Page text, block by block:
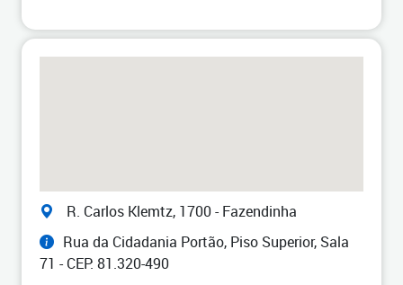
R. Carlos Klemtz, 1700 - Fazendinha
Rua da Cidadania Portão, Piso Superior, Sala
71 - CEP: 81.320-490